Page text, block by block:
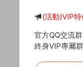
(活動)VIP
官方QQ交流
終身VIP專屬